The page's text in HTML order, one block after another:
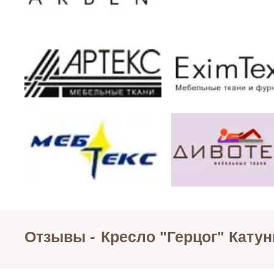
Отзывы - Кресло "Герцог"